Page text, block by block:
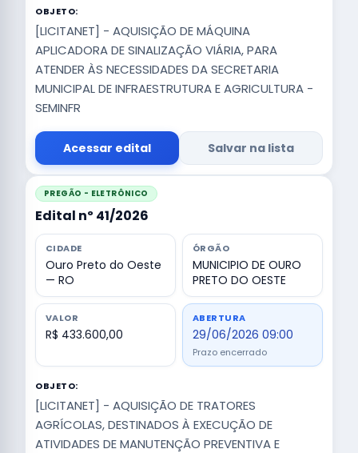
OBJETO:
[LICITANET] - AQUISIÇÃO DE MÁQUINA
APLICADORA DE SINALIZAÇÃO VIÁRIA, PARA
ATENDER ÀS NECESSIDADES DA SECRETARIA
MUNICIPAL DE INFRAESTRUTURA E AGRICULTURA -
SEMINFR
Acessar edital Salvar na lista
PREGÃO - ELETRÔNICO
Edital nº 41/2026
CIDADE
Ouro Preto do Oeste
— RO
ÓRGÃO
MUNICIPIO DE OURO
PRETO DO OESTE
VALOR
R$ 433.600,00
ABERTURA
29/06/2026 09:00
Prazo encerrado
OBJETO:
[LICITANET] - AQUISIÇÃO DE TRATORES
AGRÍCOLAS, DESTINADOS À EXECUÇÃO DE
ATIVIDADES DE MANUTENÇÃO PREVENTIVA E